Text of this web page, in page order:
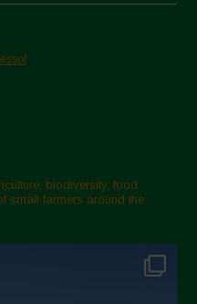
biodiversity, food
small farmers around the